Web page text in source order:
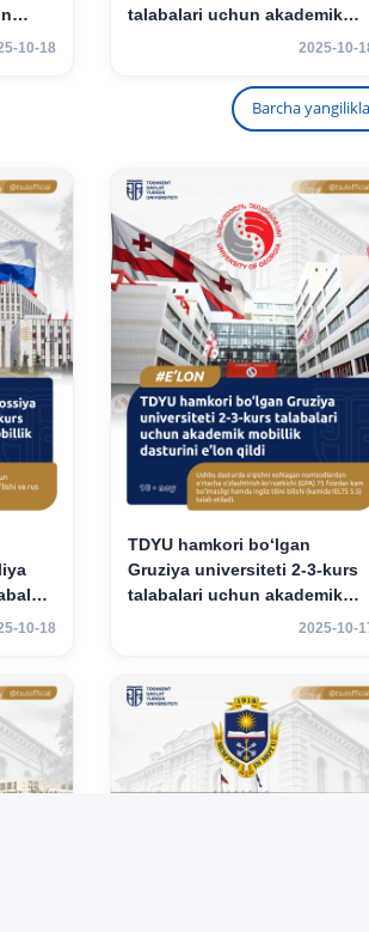
10-18
talabalari uchun akademik
mobillik dasturini e’lon qiladi
2025-10-
Barcha
10-18
TDYU hamkori bo‘lgan
Gruziya universiteti 2-3-kurs
talabalari uchun akademik
mobillik dasturini e’lon qildi
2025-10-